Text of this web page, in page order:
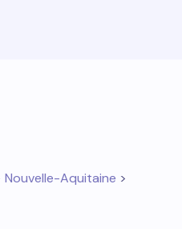
Nouvelle-Aquitaine >